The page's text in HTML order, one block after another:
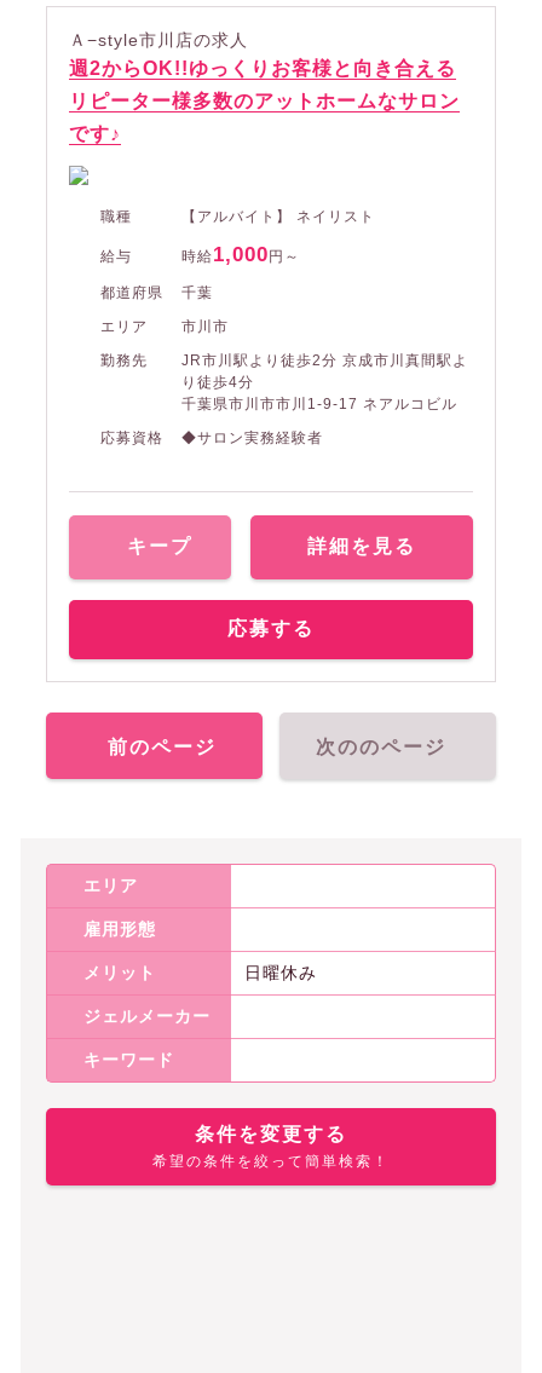
Ａ−style市川店の求人
週2からOK!!ゆっくりお客様と向き合える
リピーター様多数のアットホームなサロン
です♪
職種 【アルバイト】 ネイリスト
給与 時給1,000 円～
都道府県
千葉
エリア
市川市
勤務先
JR市川駅より徒歩2分 京成市川真間駅よ
り徒歩4分
千葉県市川市市川1-9-17 ネアルコビル
応募資格
◆サロン実務経験者
キープ 詳細を見る
応募する
前のページ 次ののページ
エリア
雇用形態
メリット 日曜休み
ジェルメーカー
キーワード
条件を変更する
希望の条件を絞って簡単検索！